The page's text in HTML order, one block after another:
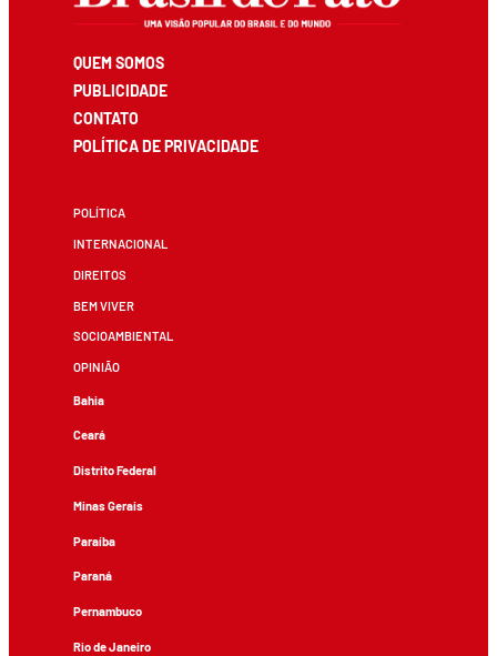
QUEM SOMOS
PUBLICIDADE
CONTATO
POLÍTICA DE PRIVACIDADE
POLÍTICA
INTERNACIONAL
DIREITOS
BEM VIVER
SOCIOAMBIENTAL
OPINIÃO
Bahia
Ceará
Distrito Federal
Minas Gerais
Paraíba
Paraná
Pernambuco
Rio de Janeiro